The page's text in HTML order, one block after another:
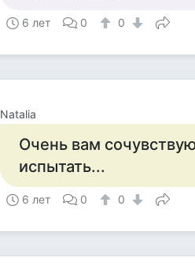
6 лет 0 0
Natalia
Очень вам
испытать...
6 лет 0 0